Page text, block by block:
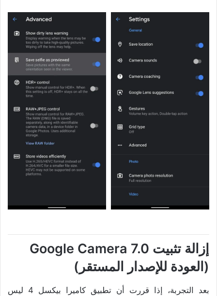
إزالة تثبيت Google Camera 7.0
(العودة للإصدار المستقر)
بعد التجربة، إذا قررت أن تطبيق كاميرا بيكسل 4 ليس